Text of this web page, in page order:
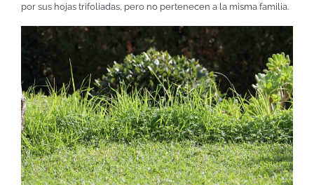
por sus hojas trifoliadas, pero no pertenecen a la misma familia.